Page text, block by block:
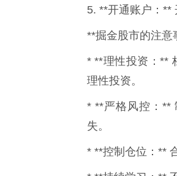
5. **开通账户：**
**掘金股市的注意
* **理性投资：**
理性投资。
* **严格风控：**
失。
* **控制仓位：**